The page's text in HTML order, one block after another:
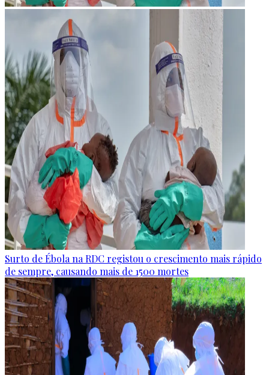
Surto de Ébola na RDC registou o crescimento mais rápido
de sempre, causando mais de 1500 mortes